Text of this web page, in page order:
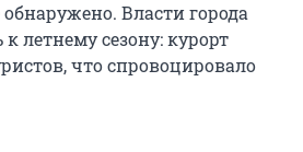
Власти города
летнему сезону: курорт
что спровоцировало